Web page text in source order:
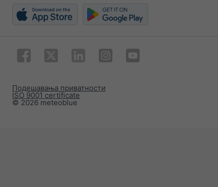
© 2026 meteoblue
ISO 9001 certificate
Подешавања приватности